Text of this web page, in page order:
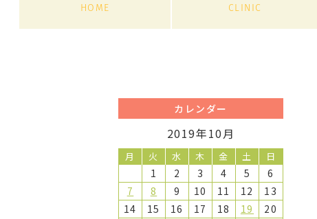
HOME CLINIC
カレンダー
2019年10月
月 火 水 木 金 土 日
1 2 3 4 5
6
7
8 9 10 11 12
13
14
15 16 17 18 19
20